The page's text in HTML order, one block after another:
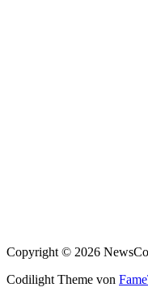
Copyright © 2026
Codilight Theme von